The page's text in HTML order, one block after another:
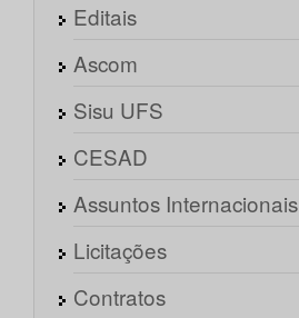
Editais
Ascom
Sisu UFS
CESAD
Assuntos Internacionais
Licitações
Contratos